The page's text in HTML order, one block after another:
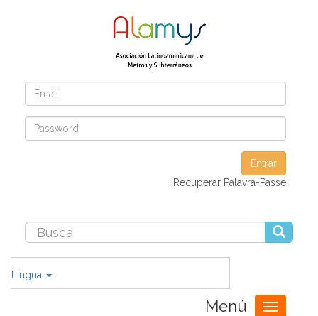
Entrar
Recuperar Palavra-Passe
Lingua
Menú
Toggle